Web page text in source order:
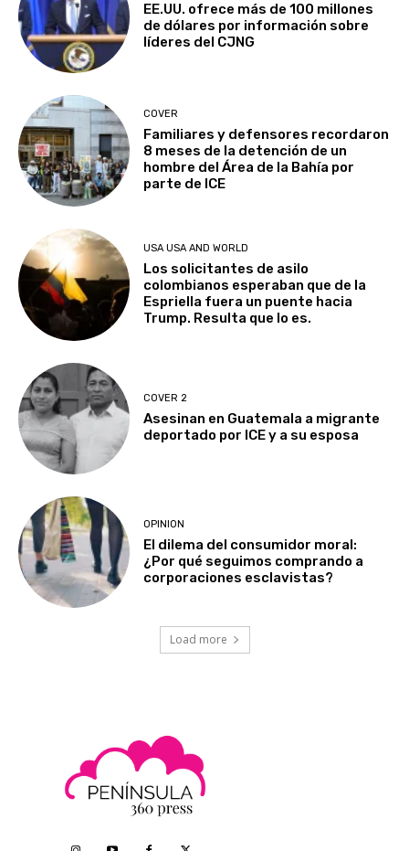
EE.UU. ofrece más de 100 millones
de dólares por información sobre
líderes del CJNG
COVER
Familiares y defensores recordaron
8 meses de la detención de un
hombre del Área de la Bahía por
parte de ICE
USA USA AND WORLD
Los solicitantes de asilo
colombianos esperaban que de la
Espriella fuera un puente hacia
Trump. Resulta que lo es.
COVER 2
Asesinan en Guatemala a migrante
deportado por ICE y a su esposa
OPINION
El dilema del consumidor moral:
¿Por qué seguimos comprando a
corporaciones esclavistas?
Load more